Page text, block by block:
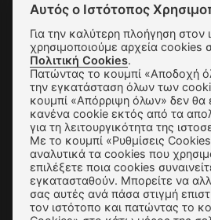
Αποστολές &
Τρόποι Παραγγελίας
Όροι Χρήσης &
Πολιτική
Ρυθμίσεις
Αυτός ο Ιστότοπος
Για την καλύτερη πλοήγηση στον
χρησιμοποιούμε αρχεία cookies
Πολιτική Cookies.
Πατώντας το κουμπί «Αποδοχή όλων» αποδέχεστε
την εγκατάσταση όλων των
κουμπί «Απόρριψη όλων» δεν θα
κανένα cookie εκτός από τα
για τη λειτουργικότητα της
Με το κουμπί «Ρυθμίσεις
αναλυτικά τα cookies που
επιλέξετε ποια cookies
εγκατασταθούν. Μπορείτε να
σας αυτές ανά πάσα στιγμή
τον ιστότοπο και πατώντας το